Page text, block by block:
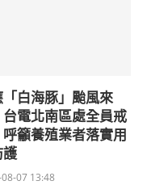
「白海豚」颱風來
電北南區處全員戒
籲養殖業者落實用
護
07 13:48